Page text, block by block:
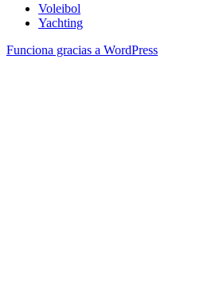
Voleibol
Yachting
Funciona gracias a WordPress